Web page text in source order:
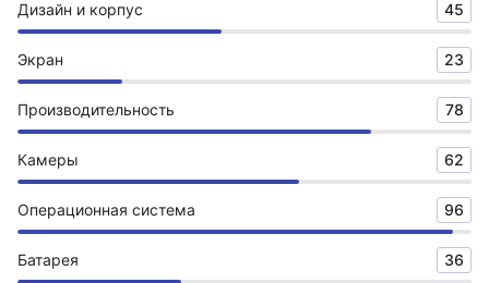
Дизайн и корпус 45
Экран 23
Производительность 78
Камеры 62
Операционная система 96
Батарея 36